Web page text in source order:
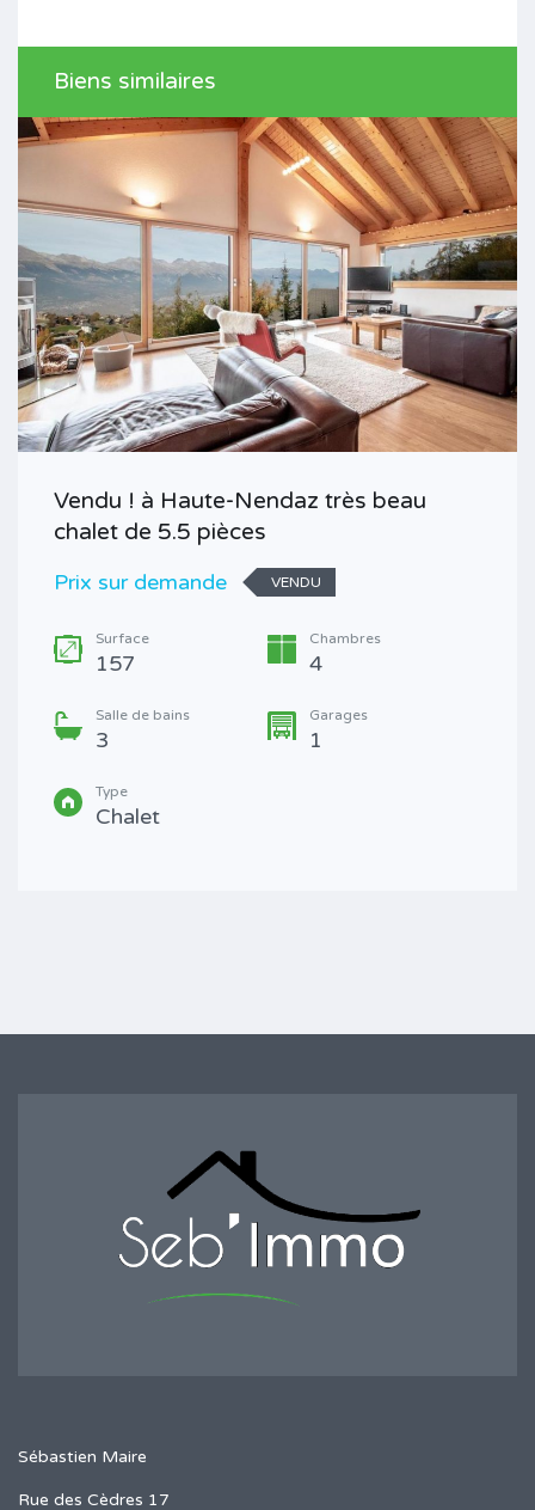
Biens similaires
Vendu ! à Haute-Nendaz très beau
chalet de 5.5 pièces
Prix sur demande
VENDU
Surface
157
Chambres
4
Salle de bains
3
Garages
1
Type
Chalet
Sébastien Maire
Rue des Cèdres 17